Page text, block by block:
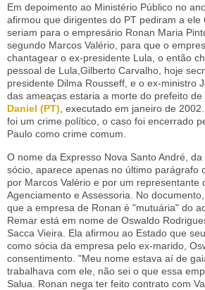
Em depoimento ao Ministério Público no
afirmou que dirigentes do PT pediram a ele
seriam para o empresário Ronan Maria
segundo Marcos Valério, para que o
chantagear o ex-presidente Lula, o então
pessoal de Lula,Gilberto Carvalho, hoje
presidente Dilma Rousseff, e o ex-ministro
das ameaças estaria a morte do prefeito de
Daniel (PT) , executado em janeiro de
foi um crime político, o caso foi encerrado
Paulo como crime comum.
O nome da Expresso Nova Santo André,
sócio, aparece apenas no último parágrafo
por Marcos Valério e por um representante
Agenciamento e Assessoria. No
que a empresa de Ronan é "mutuária" do
Remar está em nome de Oswaldo
Sacca Vieira. Ela afirmou ao Estado que
como sócia da empresa pelo ex-marido,
consentimento. "Meu nome estava aí de
trabalhava com ele, não sei o que essa
Salua. Ronan nega ter feito contrato com